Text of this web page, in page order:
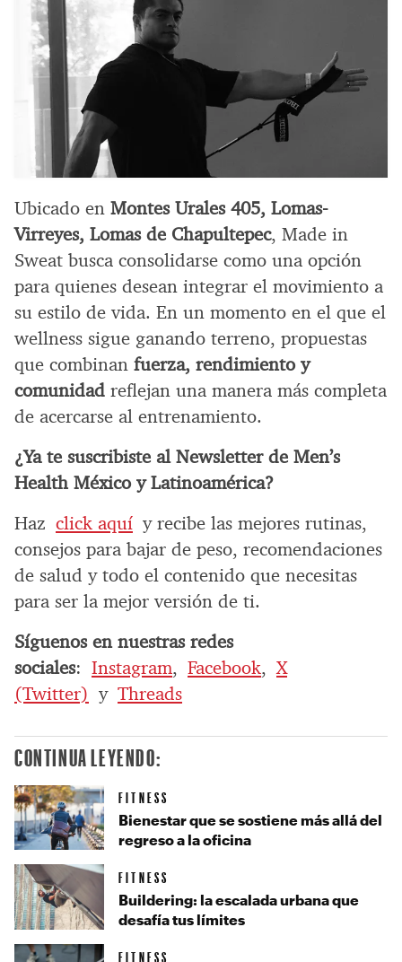
Ubicado en Montes Urales 405, Lomas-
Virreyes, Lomas de Chapultepec, Made in
Sweat busca consolidarse como una opción
para quienes desean integrar el movimiento a
su estilo de vida. En un momento en el que el
wellness sigue ganando terreno, propuestas
que combinan fuerza, rendimiento y
comunidad reflejan una manera más completa
de acercarse al entrenamiento.
¿Ya te suscribiste al Newsletter de Men’s
Health México y Latinoamérica?
Haz click aquí y recibe las mejores rutinas,
consejos para bajar de peso, recomendaciones
de salud y todo el contenido que necesitas
para ser la mejor versión de ti.
Síguenos en nuestras redes
sociales: Instagram, Facebook,X
(Twitter) y Threads
CONTINUA LEYENDO:
FITNESS
Bienestar que se sostiene más allá del
regreso a la oficina
FITNESS
Buildering: la escalada urbana que
desafía tus límites
FITNESS